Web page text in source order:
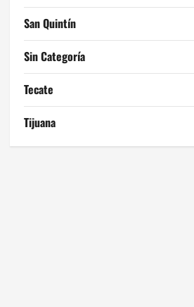
San Quintín
Sin Categoría
Tecate
Tijuana